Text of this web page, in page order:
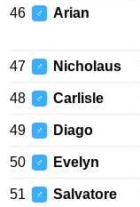
46 ♂ Arian
47 ♂ Nicholaus
48 ♂ Carlisle
49 ♂ Diago
50 ♂ Evelyn
51 ♂ Salvatore